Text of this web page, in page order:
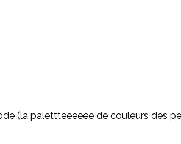
(la palettteeeeee de couleurs des